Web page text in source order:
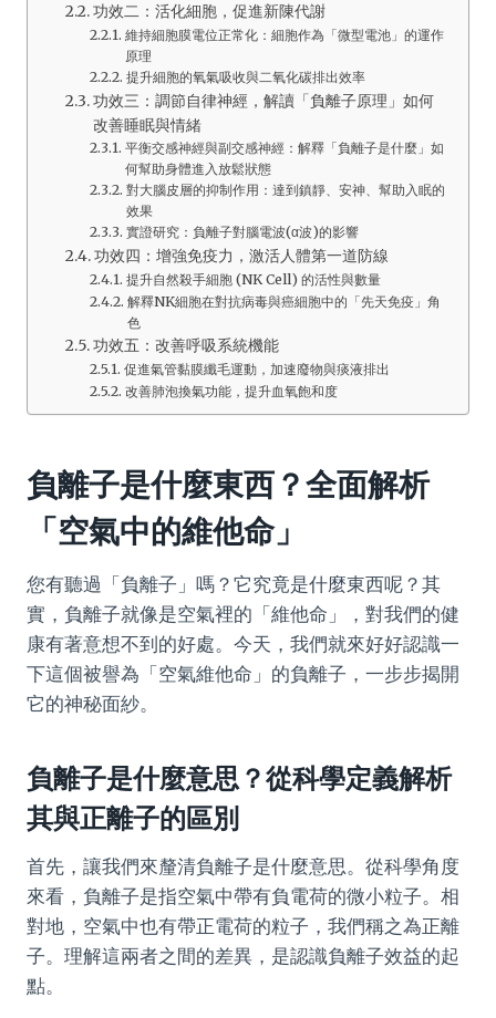
功效二：活化細胞，促進新陳代謝
維持細胞膜電位正常化：細胞作為「微型電池」的運作
原理
提升細胞的氧氣吸收與二氧化碳排出效率
功效三：調節自律神經，解讀「負離子原理」如何
改善睡眠與情緒
平衡交感神經與副交感神經：解釋「負離子是什麼」如
何幫助身體進入放鬆狀態
對大腦皮層的抑制作用：達到鎮靜、安神、幫助入眠的
效果
實證研究：負離子對腦電波(α波)的影響
功效四：增強免疫力，激活人體第一道防線
提升自然殺手細胞 (NK Cell) 的活性與數量
解釋NK細胞在對抗病毒與癌細胞中的「先天免疫」角
色
功效五：改善呼吸系統機能
促進氣管黏膜纖毛運動，加速廢物與痰液排出
改善肺泡換氣功能，提升血氧飽和度
負離子是什麼東西？全面解析
「空氣中的維他命」
您有聽過「負離子」嗎？它究竟是什麼東西呢？其
實，負離子就像是空氣裡的「維他命」，對我們的健
康有著意想不到的好處。今天，我們就來好好認識一
下這個被譽為「空氣維他命」的負離子，一步步揭開
它的神秘面紗。
負離子是什麼意思？從科學定義解析
其與正離子的區別
首先，讓我們來釐清負離子是什麼意思。從科學角度
來看，負離子是指空氣中帶有負電荷的微小粒子。相
對地，空氣中也有帶正電荷的粒子，我們稱之為正離
子。理解這兩者之間的差異，是認識負離子效益的起
點。